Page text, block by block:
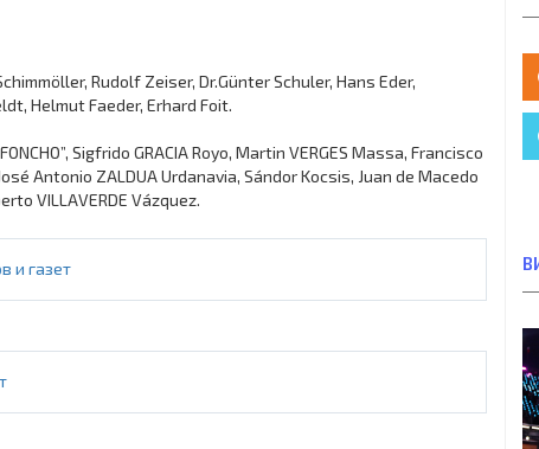
Rudolf Zeiser, Dr.Günter Schuler, Hans Eder,
Helmut Faeder, Erhard Foit.
Sigfrido GRACIA Royo, Martin VERGES Massa, Francisco
Antonio ZALDUA Urdanavia, Sándor Kocsis, Juan de Macedo
VILLAVERDE Vázquez.
и газет